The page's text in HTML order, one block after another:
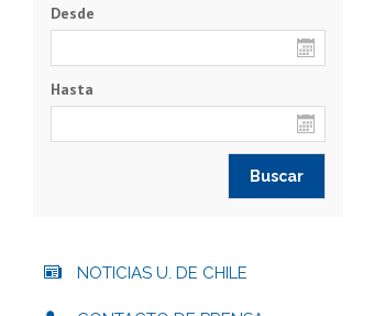
Desde
Hasta
NOTICIAS U. DE CHILE